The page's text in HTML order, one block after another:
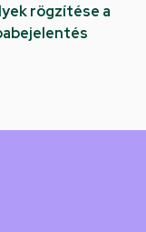
rögzítése a